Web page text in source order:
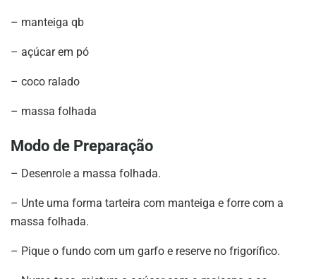
– manteiga qb
– açúcar em pó
– coco ralado
– massa folhada
Modo de Preparação
– Desenrole a massa folhada.
– Unte uma forma tarteira com manteiga e forre com a
massa folhada.
– Pique o fundo com um garfo e reserve no frigorífico.